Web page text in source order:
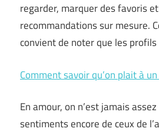
regarder, marquer des favoris
recommandations sur mesure.
convient de noter que les
Comment savoir qu’on plait à
En amour, on n’est jamais
sentiments encore de ceux de